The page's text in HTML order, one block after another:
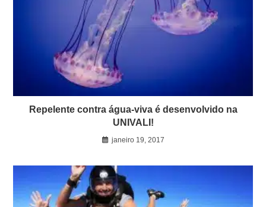
Repelente contra água-viva é desenvolvido na
UNIVALI!
janeiro 19, 2017